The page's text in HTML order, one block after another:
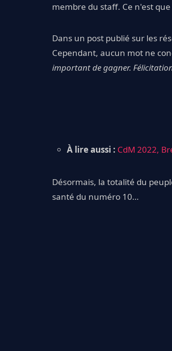
membre du staff. Ce n'est
Dans un post publié sur les
Cependant, aucun mot ne
important de gagner.
À lire aussi : CdM 2022,
Désormais, la totalité du
santé du numéro 10…